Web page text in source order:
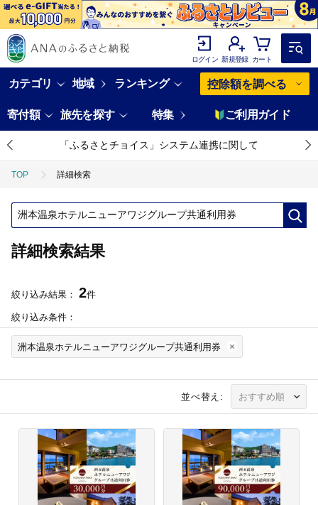
ログイン 新規登録 カート
カテゴリ 地域 ランキング 控除額を調べる
寄付額 旅先を探す 特集 ご利用ガイド
「ふるさとチョイス」システム連携に関して
TOP 詳細検索
詳細検索結果
絞り込み結果： 2件
絞り込み条件：
洲本温泉ホテルニューアワジグループ共通利用券
並べ替え: